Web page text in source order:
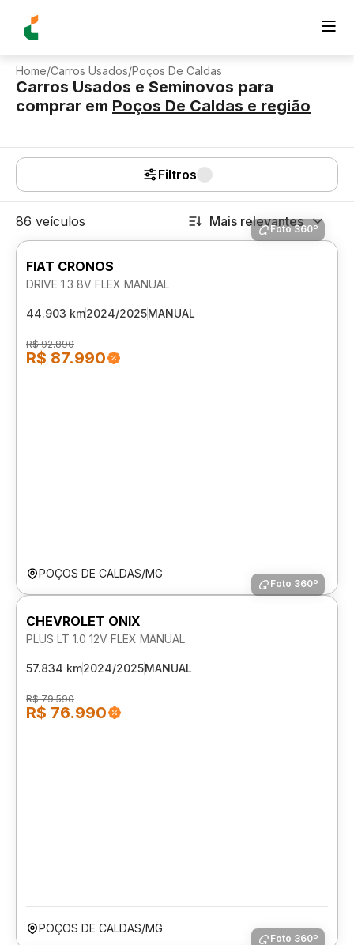
Home/Carros Usados/Poços De Caldas
Carros Usados e Seminovos para
comprar em Poços De Caldas e região
Filtros
86 veículos Mais relevantes
Foto 360º
FIAT CRONOS
DRIVE 1.3 8V FLEX MANUAL
44.903 km2024/2025MANUAL
R$ 92.890
R$ 87.990
POÇOS DE CALDAS/MG
Foto 360º
CHEVROLET ONIX
PLUS LT 1.0 12V FLEX MANUAL
57.834 km2024/2025MANUAL
R$ 79.590
R$ 76.990
POÇOS DE CALDAS/MG
Foto 360º